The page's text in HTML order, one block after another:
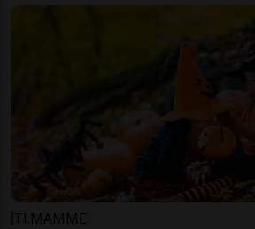
TI.MAMME